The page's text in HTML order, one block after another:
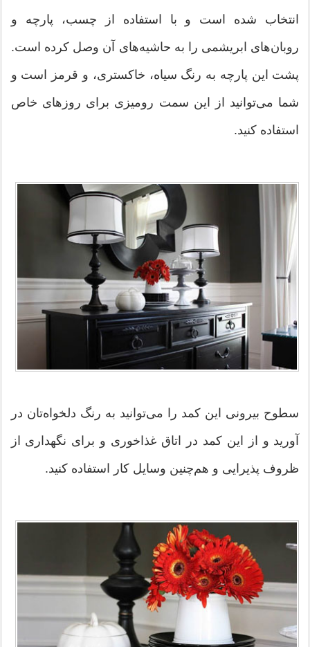
انتخاب شده است و با استفاده از چسب، پارچه و
روبان‌های ابریشمی را به حاشیه‌های آن وصل كرده است.
پشت این پارچه به رنگ سیاه، خاكستری، و قرمز است و
شما می‌توانید از این سمت رومیزی برای روزهای خاص
استفاده کنید.
سطوح بیرونی این كمد را می‌توانید به رنگ دلخواه‌تان در
آورید و از این كمد در اتاق غذاخوری و برای نگهداری از
ظروف پذیرایی و هم‌چنین وسایل كار استفاده کنید.